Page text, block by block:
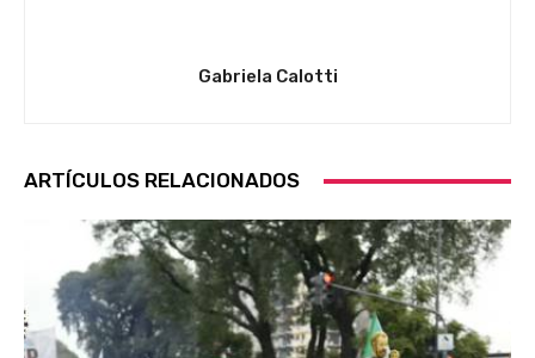
Gabriela Calotti
ARTÍCULOS RELACIONADOS